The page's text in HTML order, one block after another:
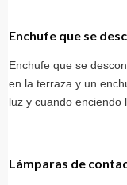
Enchufe que se
Enchufe que se
en la terraza y un
luz y cuando enciendo
Lámparas de